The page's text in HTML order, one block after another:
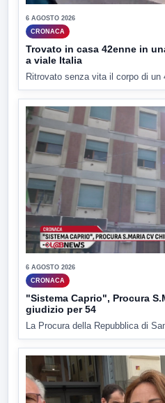
6 AGOSTO 2026
CRONACA
Trovato in casa 42enne in
a viale Italia
Ritrovato senza vita il corpo di un
6 AGOSTO 2026
CRONACA
"Sistema Caprio", Procura
giudizio per 54
La Procura della Repubblica di